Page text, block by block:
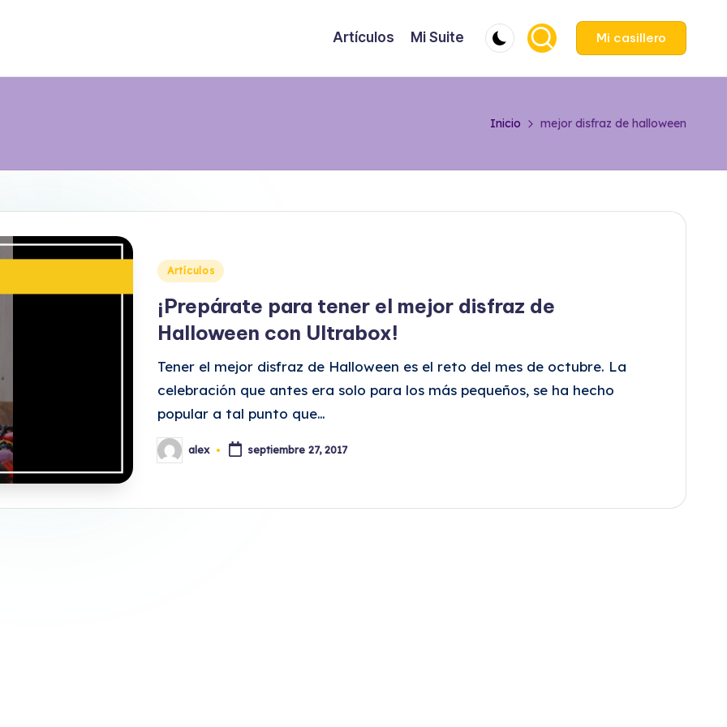
Artículos Mi Suite Mi casillero
Inicio mejor disfraz de halloween
Publicado
Artículos
¡Prepárate para tener el mejor disfraz de
Halloween con Ultrabox!
Tener el mejor disfraz de Halloween es el reto del mes de octubre. La
celebración que antes era solo para los más pequeños, se ha hecho
popular a tal punto que…
Publicado
por
alex septiembre 27, 2017